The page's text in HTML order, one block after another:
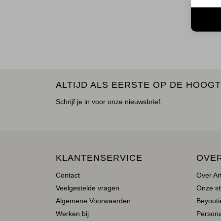
De Pas
ALTIJD ALS EERSTE OP DE
Schrijf je in voor onze nieuwsbrief.
KLANTENSERVICE
Contact
Veelgestelde vragen
Algemene Voorwaarden
Werken bij
Over
Onze